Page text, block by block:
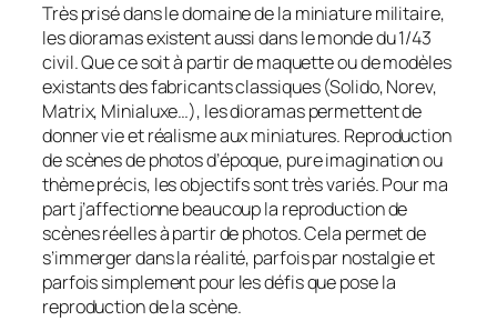
Très prisé dans le domaine de la miniature militaire,
les dioramas existent aussi dans le monde du 1/43
civil. Que ce soit à partir de maquette ou de modèles
existants des fabricants classiques (Solido, Norev,
Matrix, Minialuxe…), les dioramas permettent de
donner vie et réalisme aux miniatures. Reproduction
de scènes de photos d’époque, pure imagination ou
thème précis, les objectifs sont très variés. Pour ma
part j’affectionne beaucoup la reproduction de
scènes réelles à partir de photos. Cela permet de
s’immerger dans la réalité, parfois par nostalgie et
parfois simplement pour les défis que pose la
reproduction de la scène.